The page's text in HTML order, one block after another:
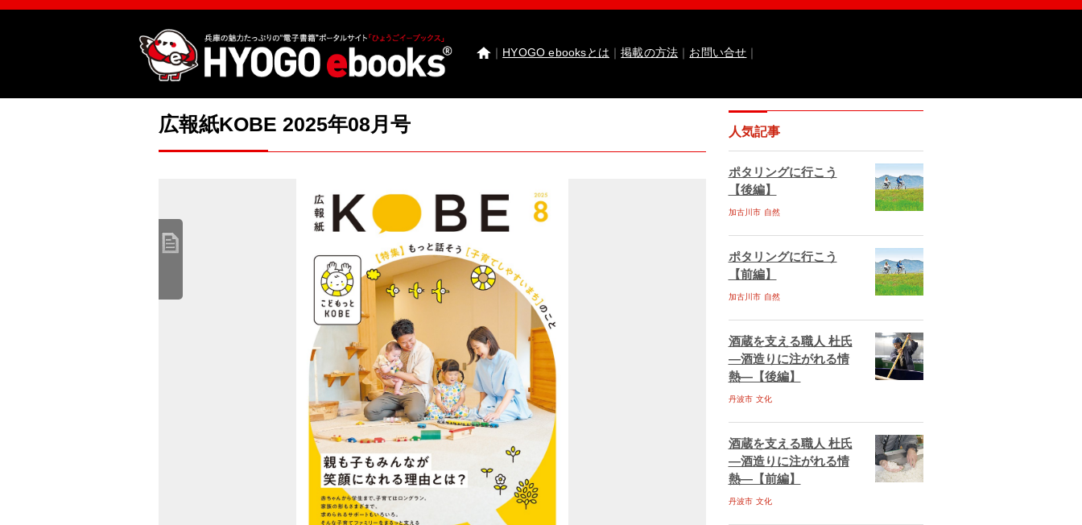
｜ HYOGO ebooksとは ｜掲載の方法 ｜ お問い合せ ｜
わたしたちのまち北播磨がもっと好きになる なるほどっ！山田錦
園田学園女子大学 園田学園女子大学短期大学部 国際交流センター
神戸市ebooks
神戸市垂水区ebooks丹波市ebooks
福崎町ebooks
市川町ebooks
多可町ebooks佐用町ebooks
西脇市ebooks
高砂市ebooks
加東市ebooks川西市ebooks
宍粟市ebooks
たつの市ebooks
猪名川町ebooks
相生市ebooks稲美町ebooks
丹波篠山市ebooks
イベント情報イベント情報掲載のお申し込み
HYOGO ebooksとは
よくある質問サイトマップ
お問い合せ
掲載の方法掲載規約 セキュリティポリシー
広報紙KOBE 2025年08月号 人気記事
ポタリングに行こう
【後編】
加古川市 自然
ポタリングに行こう
【前編】
加古川市 自然
酒蔵を支える職人 杜氏
―酒造りに注がれる情
熱―【後編】
丹波市 文化
酒蔵を支える職人 杜氏
―酒造りに注がれる情
熱―【前編】
丹波市 文化